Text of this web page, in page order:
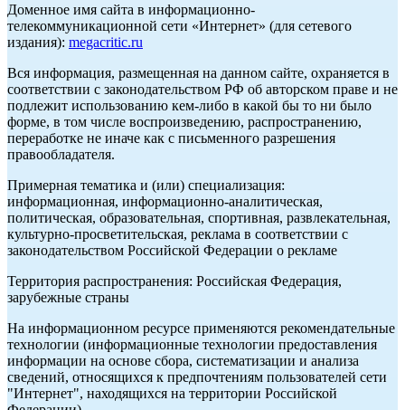
Доменное имя сайта в информационно-
телекоммуникационной сети «Интернет» (для сетевого
издания): megacritic.ru
Вся информация, размещенная на данном сайте, охраняется в
соответствии с законодательством РФ об авторском праве и не
подлежит использованию кем-либо в какой бы то ни было
форме, в том числе воспроизведению, распространению,
переработке не иначе как с письменного разрешения
правообладателя.
Примерная тематика и (или) специализация:
информационная, информационно-аналитическая,
политическая, образовательная, спортивная, развлекательная,
культурно-просветительская, реклама в соответствии с
законодательством Российской Федерации о рекламе
Территория распространения: Российская Федерация,
зарубежные страны
На информационном ресурсе применяются рекомендательные
технологии (информационные технологии предоставления
информации на основе сбора, систематизации и анализа
сведений, относящихся к предпочтениям пользователей сети
"Интернет", находящихся на территории Российской